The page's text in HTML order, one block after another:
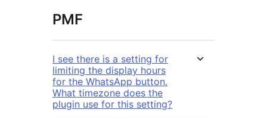
PMF
I see there is a setting for
limiting the display hours
for the WhatsApp button.
What timezone does the
plugin use for this setting?